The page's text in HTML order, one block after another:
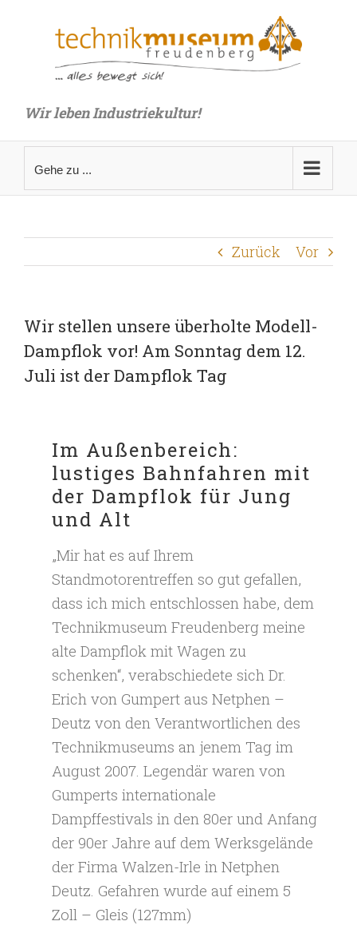
Wir leben Industriekultur!
Gehe zu ...
Zurück Vor
Wir stellen unsere überholte Modell-
Dampflok vor! Am Sonntag dem 12.
Juli ist der Dampflok Tag
Im Außenbereich:
lustiges Bahnfahren mit
der Dampflok für Jung
und Alt
„Mir hat es auf Ihrem
Standmotorentreffen so gut gefallen,
dass ich mich entschlossen habe, dem
Technikmuseum Freudenberg meine
alte Dampflok mit Wagen zu
schenken“, verabschiedete sich Dr.
Erich von Gumpert aus Netphen –
Deutz von den Verantwortlichen des
Technikmuseums an jenem Tag im
August 2007. Legendär waren von
Gumperts internationale
Dampffestivals in den 80er und Anfang
der 90er Jahre auf dem Werksgelände
der Firma Walzen-Irle in Netphen
Deutz. Gefahren wurde auf einem 5
Zoll – Gleis (127mm)